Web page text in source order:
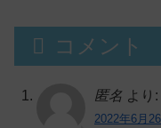
コメント
匿名 より:
2022年6月